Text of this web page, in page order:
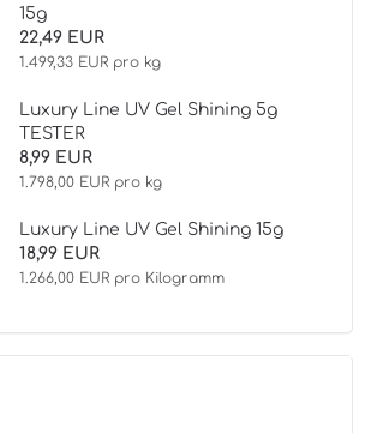
15g
22,49 EUR
1.499,33 EUR pro kg
Luxury Line UV Gel Shining 5g
TESTER
8,99 EUR
1.798,00 EUR pro kg
Luxury Line UV Gel Shining 15g
18,99 EUR
1.266,00 EUR pro Kilogramm